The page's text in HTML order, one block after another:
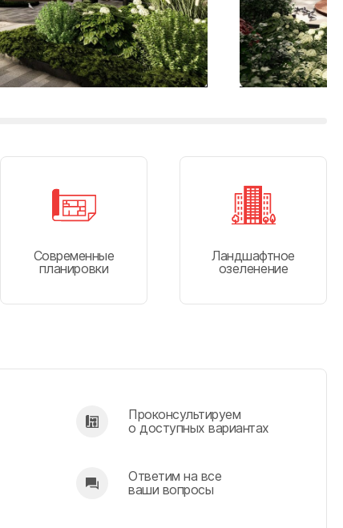
Современные
планировки
Ландшафтное
озеленение
Проконсультируем
о доступных вариантах
Ответим на все
ваши вопросы